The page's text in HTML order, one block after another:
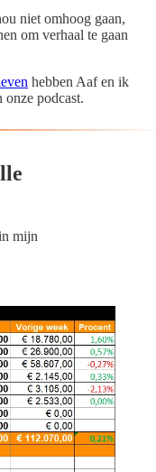
niet omhoog gaan,
om verhaal te gaan
hebben Aaf en ik
podcast.
mijn